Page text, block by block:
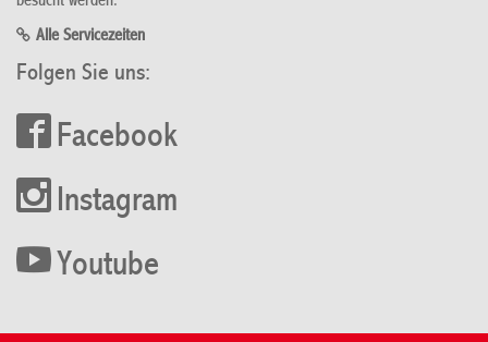
Alle Servicezeiten
Folgen Sie uns:
Facebook
Instagram
Youtube